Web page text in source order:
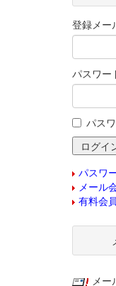
登録メー
パスワー
パス
パスワ
メール
有料会
メー